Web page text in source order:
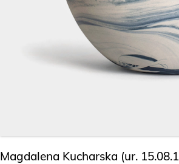
Magdalena Kucharska (ur.